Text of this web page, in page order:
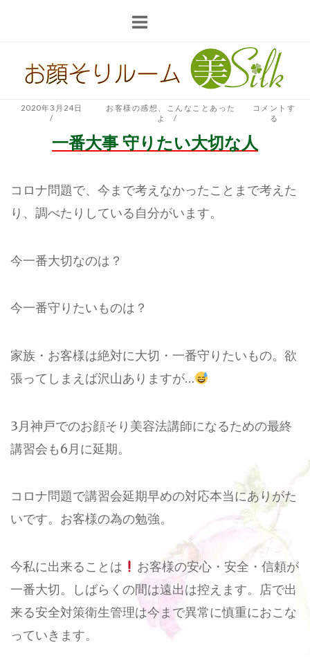
2020年3月24日 お客様の感想
こんなことあった
よ
コメントす
る
一番大事 守りたい大切な人
コロナ問題で、今まで考えなかったことまで考えた
り、調べたりしている自分がいます。
今一番大切なのは？
今一番守りたいものは？
家族・お客様は絶対に大切・一番守りたいもの。欲
張ってしまえば沢山ありますが…
3月神戸でのお顔そり美容法講師になるための最終
講習会も6月に延期。
コロナ問題で講習会延期早めの対応本当にありがた
いです。お客様の為の勉強。
今私に出来ることは
お客様の安心・安全・信頼が
一番大切。しばらくの間は遠出は控えます。店で出
来る安全対策衛生管理は今まで異常に慎重におこな
っていきます。